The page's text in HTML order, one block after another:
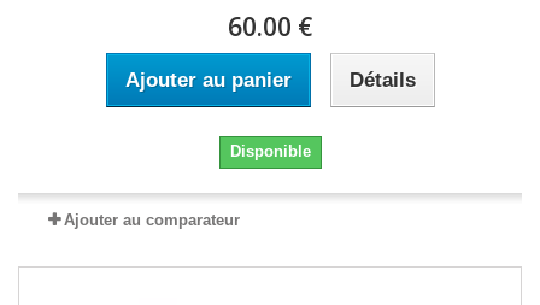
60.00 €
Ajouter au panier Détails
Disponible
Ajouter au comparateur